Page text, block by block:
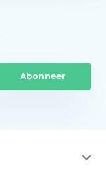
Abonneer